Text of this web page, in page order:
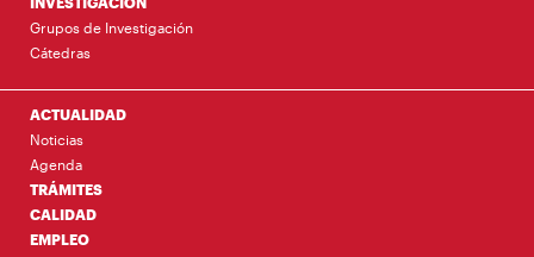
Grupos de Investigación
Cátedras
ACTUALIDAD
Noticias
Agenda
TRÁMITES
CALIDAD
EMPLEO